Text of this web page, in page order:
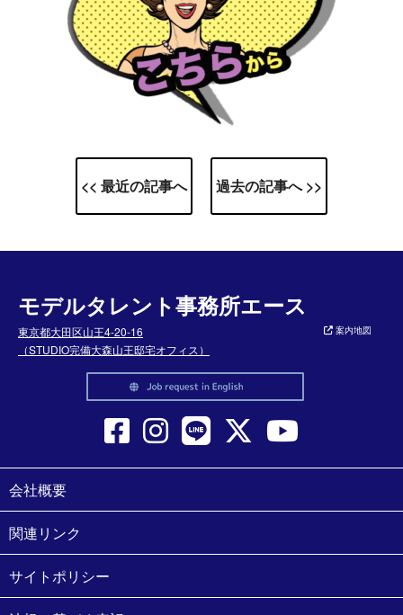
<< 最近の記事へ 過去の記事へ >>
モデルタレント事務所エース
東京都大田区山王4-20-16
（STUDIO完備大森山王邸宅オフィス）
案内地図
会社概要
関連リンク
サイトポリシー